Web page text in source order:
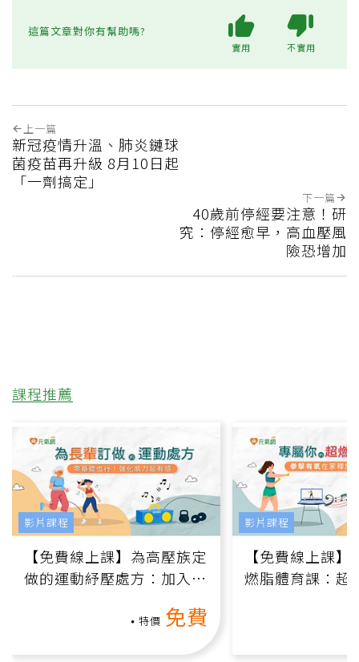
這篇文章對你有幫助嗎?
實用 不實用
上一篇
新冠疫情升溫、肺炎鏈球
菌疫苗再升級 8月10日起
「一劑搞定」
下一篇
40歲前停經要注意！研
究：停經愈早，高血壓風
險恐增加
課程推薦
【免費線上課】為高壓族定
做的運動紓壓處方：加入行
特價 免費
影片課程
【免費線上課
燃脂體育課：超
影片課程